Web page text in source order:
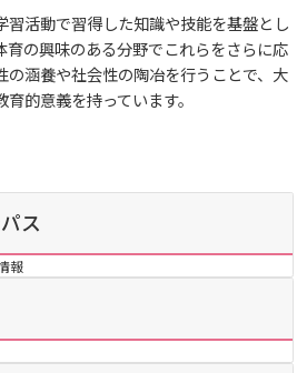
ポリシー
ポリシー（2024～2026年度入学
リシー（2024年度以降入学生）
リシー（2023年度入学生）
シー
シー（2024年度入学生）
ージ
について
報について
ついて
式第1・第2
員会規定
パス施設 名称・愛称
振り返る
棟
て
について
内
ン学専攻
ム
度
案内
・研究者インタビュー）
系について
講コース
アクセス
Language
習活動で習得した知識や技能を基盤とし
育の興味のある分野でこれらをさらに応
の涵養や社会性の陶冶を行うことで、大
的意義を持っています。
ス
報
ラバス
ンス・AI教育
助の申請
金
化支援プロジェクト
格
援
ンロード
館・学生研修棟
・国際会館1号館の案内
位記・修了証書授与式)